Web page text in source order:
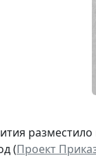
разместило
(Проект